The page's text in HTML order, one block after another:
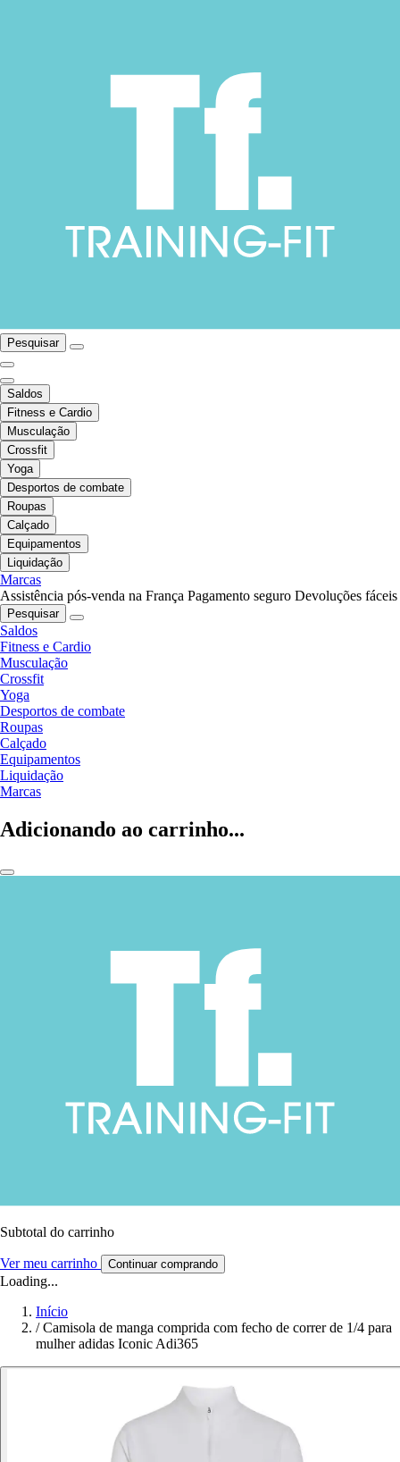
Pesquisar
Saldos
Fitness e Cardio
Musculação
Crossfit
Yoga
Desportos de combate
Roupas
Calçado
Equipamentos
Liquidação
Marcas
Assistência pós-venda na França Pagamento seguro Devoluções fáceis
Pesquisar
Saldos
Fitness e Cardio
Musculação
Crossfit
Yoga
Desportos de combate
Roupas
Calçado
Equipamentos
Liquidação
Marcas
Adicionando ao carrinho...
Subtotal do carrinho
Ver meu carrinho Continuar comprando
Loading...
Início
/ Camisola de manga comprida com fecho de correr de 1/4 para
mulher adidas Iconic Adi365